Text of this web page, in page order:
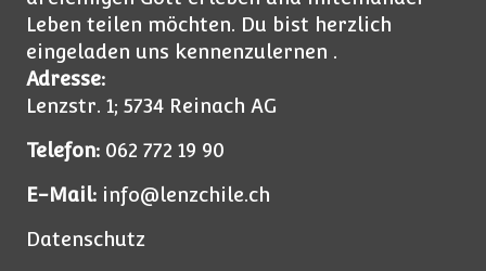
Leben teilen möchten. Du bist herzlich
eingeladen uns kennenzulernen .
Adresse:
Lenzstr. 1; 5734 Reinach AG
Telefon: 062 772 19 90
E-Mail: info@lenzchile.ch
Datenschutz